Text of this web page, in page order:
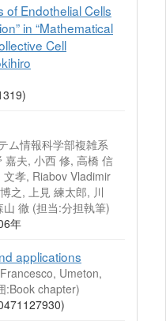
of Endothelial Cells
in “Mathematical
Cell
ム情報科学部複雑系
嘉夫, 小西 修, 高橋 信
孝, Riabov Vladimir
之, 上見 練太郎, 川
徹 (担当:分担執筆)
年
applications
Umeton,
:Book chapter)